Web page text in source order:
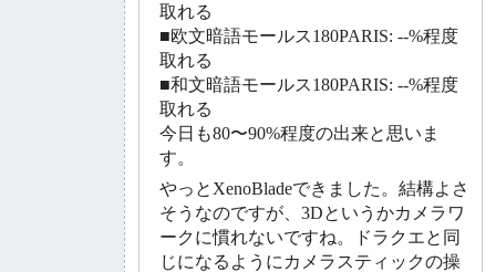
取れる
■欧文暗語モールス180PARIS: --%程度
取れる
■和文暗語モールス180PARIS: --%程度
取れる
今日も80〜90%程度の出来と思いま
す。
やっとXenoBladeできました。結構よさ
そうなのですが、3Dというかカメラワ
ークに慣れないですね。ドラクエと同
じになるようにカメラスティックの操